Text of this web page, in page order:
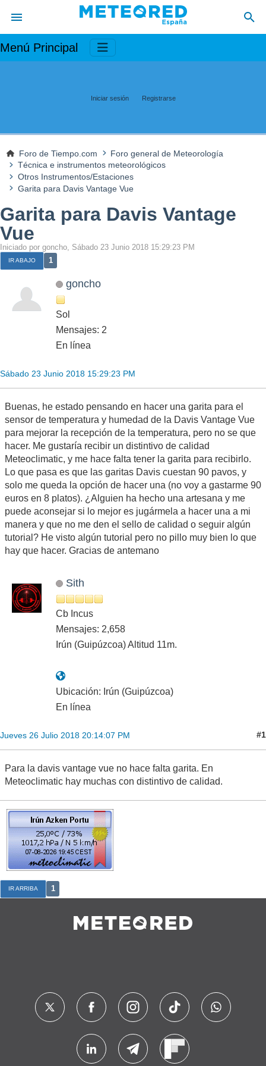
Menú Principal
Iniciar sesión Registrarse
Foro de Tiempo.com
Foro general de Meteorología
Técnica e instrumentos meteorológicos
Otros Instrumentos/Estaciones
Garita para Davis Vantage Vue
Garita para Davis Vantage
Vue
Iniciado por goncho, Sábado 23 Junio 2018 15:29:23 PM
IR ABAJO 1
goncho
Sol
Mensajes: 2
En línea
Sábado 23 Junio 2018 15:29:23 PM
Buenas, he estado pensando en hacer una garita para el
sensor de temperatura y humedad de la Davis Vantage Vue
para mejorar la recepción de la temperatura, pero no se que
hacer. Me gustaría recibir un distintivo de calidad
Meteoclimatic, y me hace falta tener la garita para recibirlo.
Lo que pasa es que las garitas Davis cuestan 90 pavos, y
solo me queda la opción de hacer una (no voy a gastarme 90
euros en 8 platos). ¿Alguien ha hecho una artesana y me
puede aconsejar si lo mejor es jugármela a hacer una a mi
manera y que no me den el sello de calidad o seguir algún
tutorial? He visto algún tutorial pero no pillo muy bien lo que
hay que hacer. Gracias de antemano
Sith
Cb Incus
Mensajes: 2,658
Irún (Guipúzcoa) Altitud 11m.
Ubicación: Irún (Guipúzcoa)
En línea
Jueves 26 Julio 2018 20:14:07 PM #1
Para la davis vantage vue no hace falta garita. En
Meteoclimatic hay muchas con distintivo de calidad.
IR ARRIBA 1